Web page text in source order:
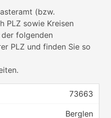
(bzw.
PLZ sowie Kreisen
folgenden
PLZ und finden Sie so
73663
Berglen